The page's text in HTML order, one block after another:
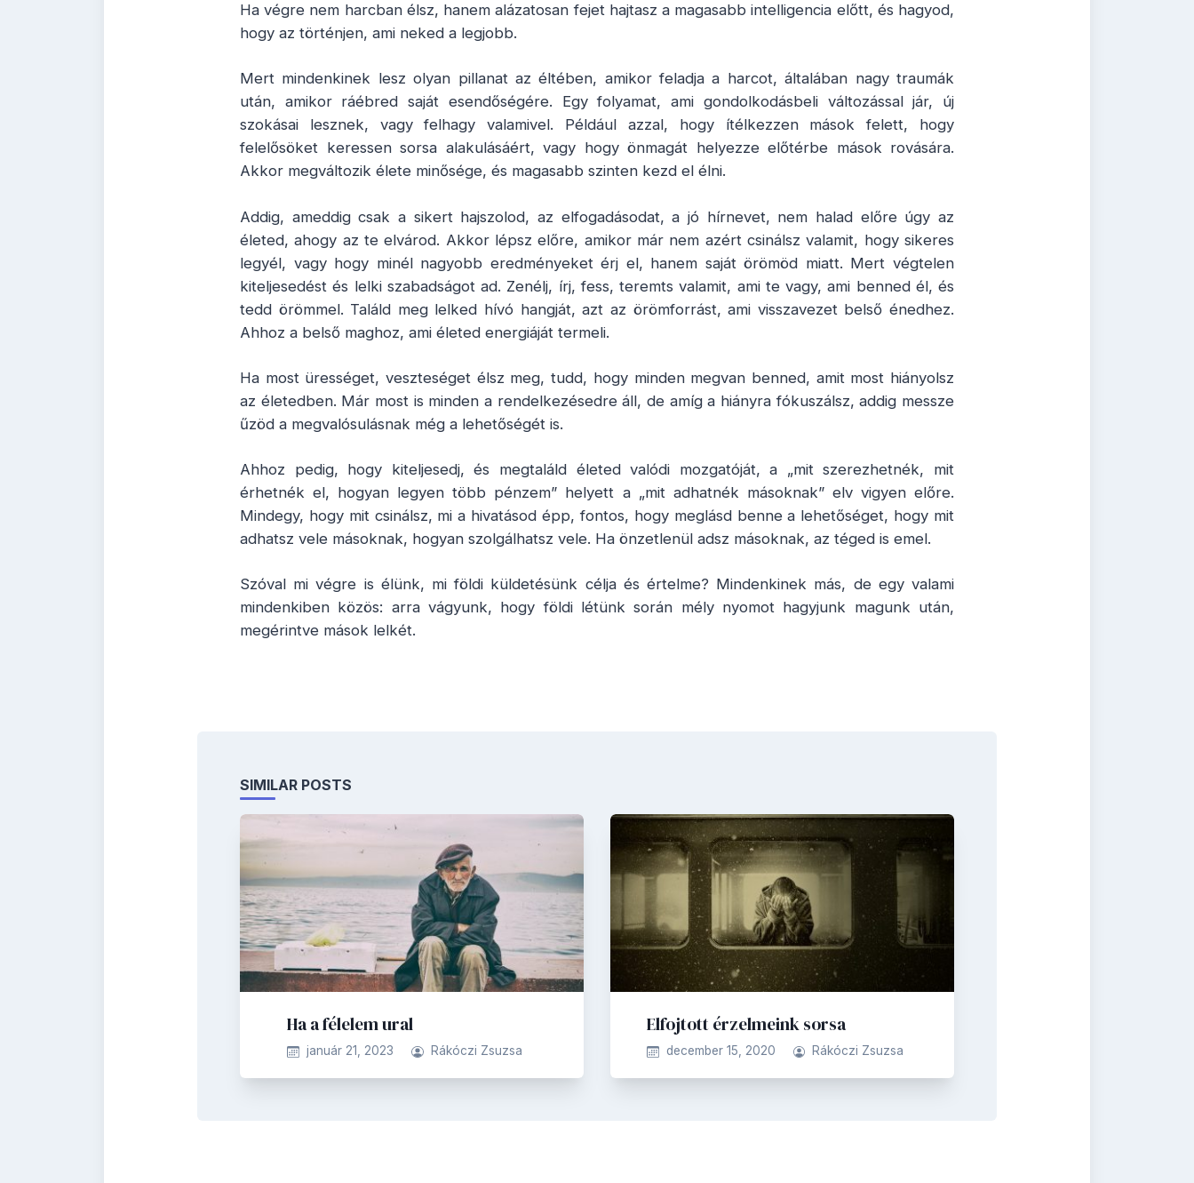
Ha végre nem harcban élsz, hanem alázatosan fejet hajtasz a magasabb intelligencia előtt, és hagyod,
hogy az történjen, ami neked a legjobb.
Mert mindenkinek lesz olyan pillanat az éltében, amikor feladja a harcot, általában nagy traumák
után, amikor ráébred saját esendőségére. Egy folyamat, ami gondolkodásbeli változással jár, új
szokásai lesznek, vagy felhagy valamivel. Például azzal, hogy ítélkezzen mások felett, hogy
felelősöket keressen sorsa alakulásáért, vagy hogy önmagát helyezze előtérbe mások rovására.
Akkor megváltozik élete minősége, és magasabb szinten kezd el élni.
Addig, ameddig csak a sikert hajszolod, az elfogadásodat, a jó hírnevet, nem halad előre úgy az
életed, ahogy az te elvárod. Akkor lépsz előre, amikor már nem azért csinálsz valamit, hogy sikeres
legyél, vagy hogy minél nagyobb eredményeket érj el, hanem saját örömöd miatt. Mert végtelen
kiteljesedést és lelki szabadságot ad. Zenélj, írj, fess, teremts valamit, ami te vagy, ami benned él, és
tedd örömmel. Találd meg lelked hívó hangját, azt az örömforrást, ami visszavezet belső énedhez.
Ahhoz a belső maghoz, ami életed energiáját termeli.
Ha most ürességet, veszteséget élsz meg, tudd, hogy minden megvan benned, amit most hiányolsz
az életedben. Már most is minden a rendelkezésedre áll, de amíg a hiányra fókuszálsz, addig messze
űzöd a megvalósulásnak még a lehetőségét is.
Ahhoz pedig, hogy kiteljesedj, és megtaláld életed valódi mozgatóját, a „mit szerezhetnék, mit
érhetnék el, hogyan legyen több pénzem” helyett a „mit adhatnék másoknak” elv vigyen előre.
Mindegy, hogy mit csinálsz, mi a hivatásod épp, fontos, hogy meglásd benne a lehetőséget, hogy mit
adhatsz vele másoknak, hogyan szolgálhatsz vele. Ha önzetlenül adsz másoknak, az téged is emel.
Szóval mi végre is élünk, mi földi küldetésünk célja és értelme? Mindenkinek más, de egy valami
mindenkiben közös: arra vágyunk, hogy földi létünk során mély nyomot hagyjunk magunk után,
megérintve mások lelkét.
SIMILAR POSTS
Ha a félelem ural
január 21, 2023 Rákóczi Zsuzsa
Elfojtott érzelmeink sorsa
december 15, 2020 Rákóczi Zsuzsa